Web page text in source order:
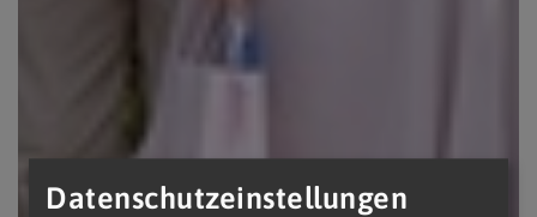
Datenschutzeinstellungen